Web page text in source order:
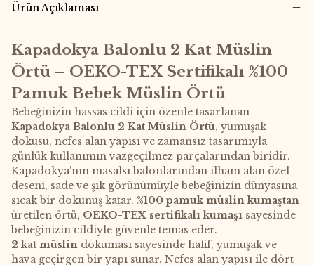
Ürün Açıklaması
Kapadokya Balonlu 2 Kat Müslin
Örtü – OEKO-TEX Sertifikalı %100
Pamuk Bebek Müslin Örtü
Bebeğinizin hassas cildi için özenle tasarlanan
Kapadokya Balonlu 2 Kat Müslin Örtü, yumuşak
dokusu, nefes alan yapısı ve zamansız tasarımıyla
günlük kullanımın vazgeçilmez parçalarından biridir.
Kapadokya'nın masalsı balonlarından ilham alan özel
deseni, sade ve şık görünümüyle bebeğinizin dünyasına
sıcak bir dokunuş katar. %100 pamuk müslin kumaştan
üretilen örtü, OEKO-TEX sertifikalı kumaşı sayesinde
bebeğinizin cildiyle güvenle temas eder.
2 kat müslin dokuması sayesinde hafif, yumuşak ve
hava geçirgen bir yapı sunar. Nefes alan yapısı ile dört